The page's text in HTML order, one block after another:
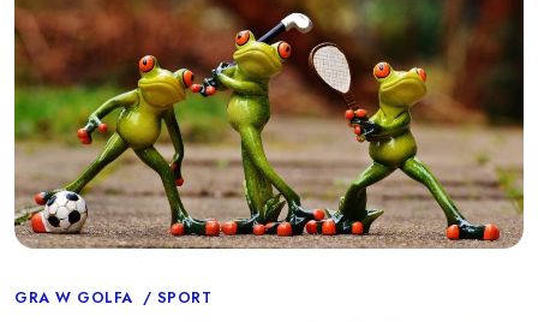
Categories
GRA W GOLFA SPORT